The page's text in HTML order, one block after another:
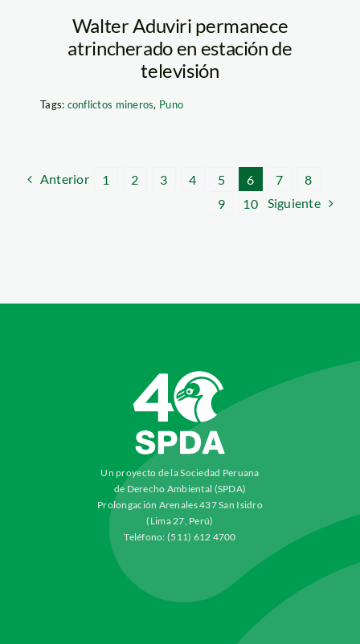
Walter Aduviri permanece
atrincherado en estación de
televisión
Tags: conflictos mineros, Puno
Anterior 1 2 3 4 5 6 7
8
9
10 Siguiente
Un proyecto de la Sociedad Peruana
de Derecho Ambiental (SPDA)
Prolongación Arenales 437 San Isidro
(Lima 27, Perú)
Teléfono: (511) 612 4700